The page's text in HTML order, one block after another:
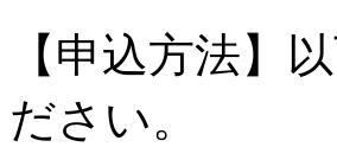
【申込方法】
ださい。